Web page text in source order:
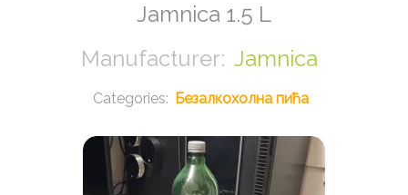
Jamnica 1.5 L
Jamnica
Безалкохолна пића